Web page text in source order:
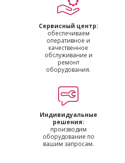
Сервисный центр:
обеспечиваем
оперативное и
качественное
обслуживание и
ремонт
оборудования.
Индивидуальные
решения:
производим
оборудование по
вашим запросам.